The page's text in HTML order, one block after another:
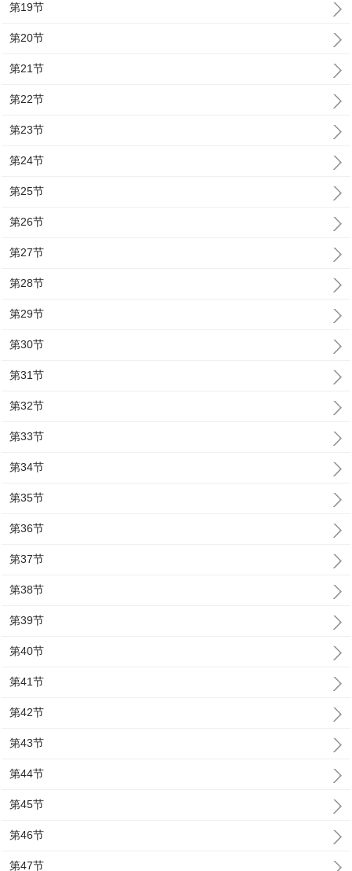
第19节
第20节
第21节
第22节
第23节
第24节
第25节
第26节
第27节
第28节
第29节
第30节
第31节
第32节
第33节
第34节
第35节
第36节
第37节
第38节
第39节
第40节
第41节
第42节
第43节
第44节
第45节
第46节
第47节